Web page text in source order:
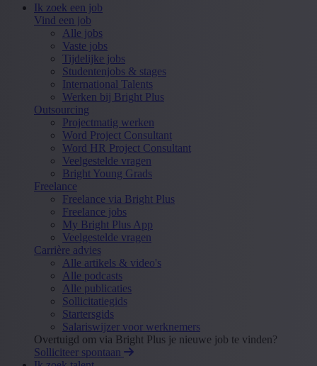
Ik zoek een job
Vind een job
Alle jobs
Vaste jobs
Tijdelijke jobs
Studentenjobs & stages
International Talents
Werken bij Bright Plus
Outsourcing
Projectmatig werken
Word Project Consultant
Word HR Project Consultant
Veelgestelde vragen
Bright Young Grads
Freelance
Freelance via Bright Plus
Freelance jobs
My Bright Plus App
Veelgestelde vragen
Carrière advies
Alle artikels & video's
Alle podcasts
Alle publicaties
Sollicitatiegids
Startersgids
Salariswijzer voor werknemers
Overtuigd om via Bright Plus je nieuwe job te vinden?
Solliciteer spontaan